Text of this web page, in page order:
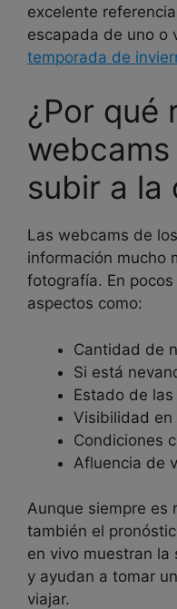
excelente
escapada de uno o
temporada de
¿Por qué
subir a la
Las webcams de
información mucho
fotografía. En
aspectos como:
Cantidad de
Si está
Estado de las
Visibilidad en
Condiciones
Afluencia de
Aunque siempre es
también el
en vivo muestran
y ayudan a tomar
viajar.